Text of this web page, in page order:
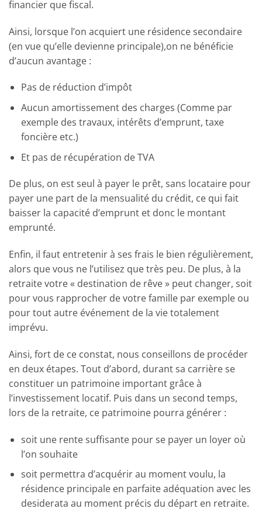
financier que fiscal.
Ainsi, lorsque l’on acquiert une résidence secondaire
(en vue qu’elle devienne principale),on ne bénéficie
d’aucun avantage :
Pas de réduction d’impôt
Aucun amortissement des charges (Comme par
exemple des travaux, intérêts d’emprunt, taxe
foncière etc.)
Et pas de récupération de TVA
De plus, on est seul à payer le prêt, sans locataire pour
payer une part de la mensualité du crédit, ce qui fait
baisser la capacité d’emprunt et donc le montant
emprunté.
Enfin, il faut entretenir à ses frais le bien régulièrement,
alors que vous ne l’utilisez que très peu. De plus, à la
retraite votre « destination de rêve » peut changer, soit
pour vous rapprocher de votre famille par exemple ou
pour tout autre événement de la vie totalement
imprévu.
Ainsi, fort de ce constat, nous conseillons de procéder
en deux étapes. Tout d’abord, durant sa carrière se
constituer un patrimoine important grâce à
l’investissement locatif. Puis dans un second temps,
lors de la retraite, ce patrimoine pourra générer :
soit une rente suffisante pour se payer un loyer où
l’on souhaite
soit permettra d’acquérir au moment voulu, la
résidence principale en parfaite adéquation avec les
desiderata au moment précis du départ en retraite.